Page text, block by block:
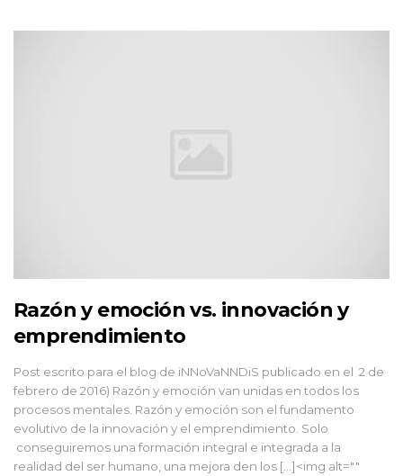
Razón y emoción vs. innovación y
emprendimiento
Post escrito para el blog de iNNoVaNNDiS publicado en el 2 de
febrero de 2016) Razón y emoción van unidas en todos los
procesos mentales. Razón y emoción son el fundamento
evolutivo de la innovación y el emprendimiento. Solo
conseguiremos una formación integral e integrada a la
realidad del ser humano, una mejora den los […]<img alt=""